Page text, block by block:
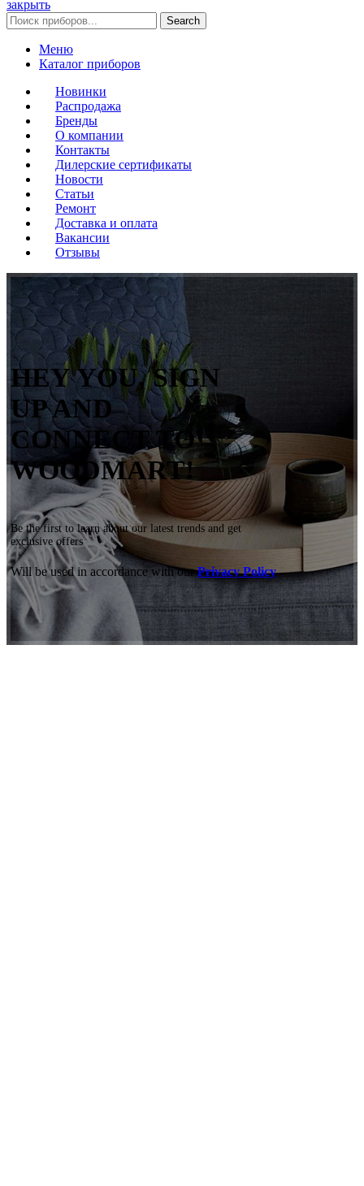
закрыть
Search
Меню
Каталог приборов
Новинки
Распродажа
Бренды
О компании
Контакты
Дилерские сертификаты
Новости
Статьи
Ремонт
Доставка и оплата
Вакансии
Отзывы
HEY YOU, SIGN
UP AND
CONNECT TO
WOODMART!
Be the first to learn about our latest trends and get
exclusive offers
Will be used in accordance with ourPrivacy Policy